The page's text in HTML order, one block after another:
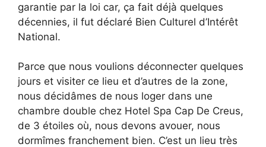
garantie par la loi car, ça fait déjà quelques
décennies, il fut déclaré Bien Culturel d’Intérêt
National.
Parce que nous voulions déconnecter quelques
jours et visiter ce lieu et d’autres de la zone,
nous décidâmes de nous loger dans une
chambre double chez Hotel Spa Cap De Creus,
de 3 étoiles où, nous devons avouer, nous
dormîmes franchement bien. C’est un lieu très